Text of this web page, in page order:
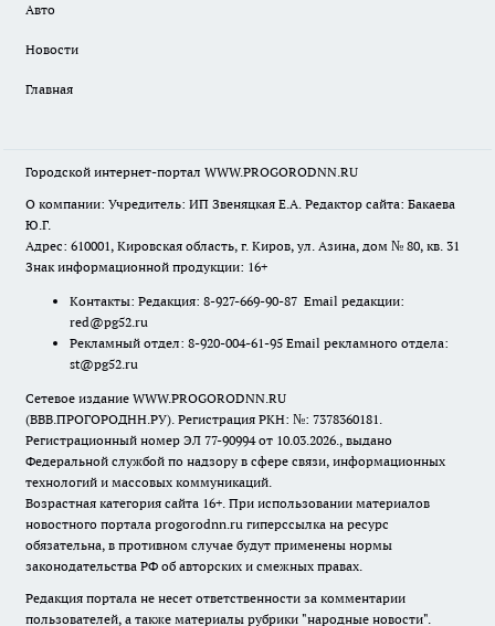
Авто
Новости
Главная
Городской интернет-портал WWW.PROGORODNN.RU
О компании: Учредитель: ИП Звеняцкая Е.А. Редактор сайта: Бакаева
Ю.Г.
Адрес: 610001, Кировская область, г. Киров, ул. Азина, дом № 80, кв. 31
Знак информационной продукции: 16+
Контакты: Редакция: 8-927-669-90-87 Email редакции:
red@pg52.ru
Рекламный отдел: 8-920-004-61-95 Email рекламного отдела:
st@pg52.ru
Сетевое издание WWW.PROGORODNN.RU
(ВВВ.ПРОГОРОДНН.РУ). Регистрация РКН: №: 7378360181.
Регистрационный номер ЭЛ 77-90994 от 10.03.2026., выдано
Федеральной службой по надзору в сфере связи, информационных
технологий и массовых коммуникаций.
Возрастная категория сайта 16+. При использовании материалов
новостного портала progorodnn.ru гиперссылка на ресурс
обязательна, в противном случае будут применены нормы
законодательства РФ об авторских и смежных правах.
Редакция портала не несет ответственности за комментарии
пользователей, а также материалы рубрики "народные новости".